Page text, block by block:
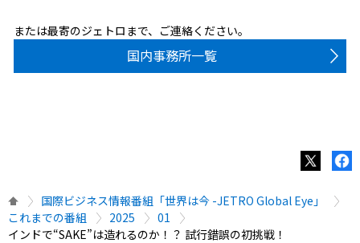
または最寄のジェトロまで、ご連絡ください。
国内事務所一覧
国際ビジネス情報番組「世界は今 -JETRO Global Eye」
これまでの番組
2025
01
インドで“SAKE”は造れるのか！？ 試行錯誤の初挑戦！